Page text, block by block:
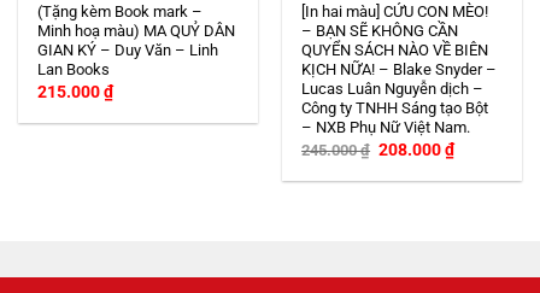
(Tặng kèm Book mark –
Minh hoạ màu) MA QUỶ DÂN
GIAN KÝ – Duy Văn – Linh
Lan Books
215.000₫
[In hai màu] CỨU CON MÈO!
– BẠN SẼ KHÔNG CẦN
QUYỂN SÁCH NÀO VỀ BIÊN
KỊCH NỮA! – Blake Snyder –
Lucas Luân Nguyễn dịch –
Công ty TNHH Sáng tạo Bột
– NXB Phụ Nữ Việt Nam.
245.000₫ Giá
là:
208.000₫Giá
hiện
tại